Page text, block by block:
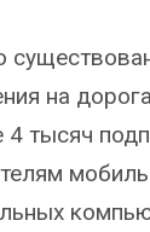
на
тысяч